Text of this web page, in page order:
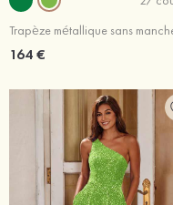
164 €